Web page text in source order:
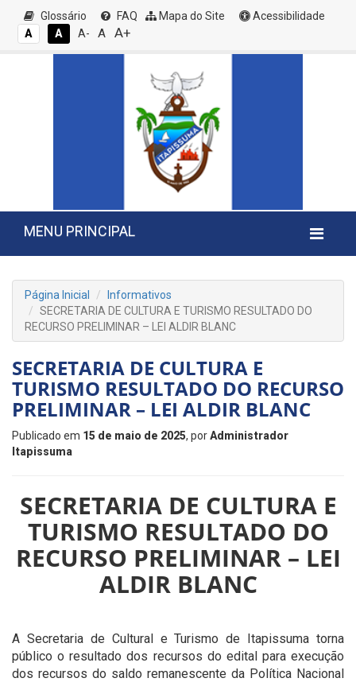
Glossário FAQ Mapa do Site
Acessibilidade
A
A A- A A+
MENU PRINCIPAL
Página Inicial
Informativos
SECRETARIA DE CULTURA E TURISMO RESULTADO DO
RECURSO PRELIMINAR – LEI ALDIR BLANC
SECRETARIA DE CULTURA E
TURISMO RESULTADO DO RECURSO
PRELIMINAR – LEI ALDIR BLANC
Publicado em 15 de maio de 2025, porAdministrador
Itapissuma
SECRETARIA DE CULTURA E
TURISMO RESULTADO DO
RECURSO PRELIMINAR – LEI
ALDIR BLANC
A Secretaria de Cultural e Turismo de Itapissuma torna
público o resultado dos recursos do edital para execução
dos recursos do saldo remanescente da Política Nacional